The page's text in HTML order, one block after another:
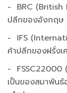
- BRC (British
ปลีกของอังกฤษ
- IFS
ค้าปลีกของฝรั่งเ
- FSSC22000
เป็นของสมาพันธ์